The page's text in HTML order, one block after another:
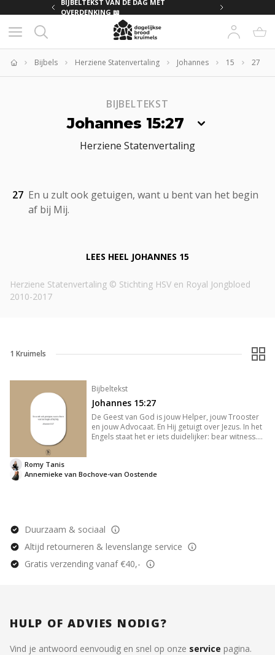
BIJBELTEKST VAN DE DAG MET
OVERDENKING 📖
Home
Bijbels Herziene Statenvertaling Johannes 15 27
BIJBELTEKST
Johannes 15:27
Herziene Statenvertaling
27 En u zult ook getuigen, want u bent van het begin
af bij Mij.
LEES HEEL JOHANNES 15
Herziene Statenvertaling © Stichting HSV en Royal Jongbloed
2010-2017
1 Kruimels
Bijbeltekst
Johannes 15:27
De Geest van God is jouw Helper, jouw Trooster
en jouw Advocaat. En Hij getuigt over Jezus. In het
Engels staat het er iets duidelijker: bear witness.
Annemieke van Bochove-van Oostende
Romy Tanis
Duurzaam & sociaal
Altijd retourneren & levenslange service
Gratis verzending vanaf €40,-
HULP OF ADVIES NODIG?
Vind je antwoord eenvoudig en snel op onze service pagina.